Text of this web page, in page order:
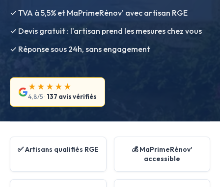
✓ TVA à 5,5% et MaPrimeRénov' avec artisan RGE
✓ Devis gratuit : l'artisan prend les mesures chez vous
✓ Réponse sous 24h, sans engagement
★★★★★
4,8/5 · 137 avis vérifiés
✅ Artisans qualifiés RGE
💰 MaPrimeRénov'
accessible